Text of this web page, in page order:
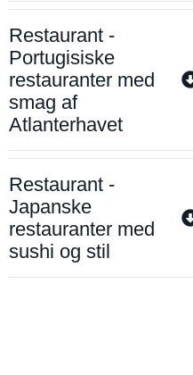
Restaurant -
Portugisiske
restauranter med
smag af
Atlanterhavet
Restaurant -
Japanske
restauranter med
sushi og stil